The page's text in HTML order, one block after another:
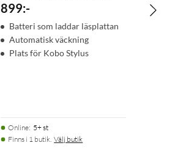
899:-
Batteri som laddar läsplattan
Automatisk väckning
Plats för Kobo Stylus
Online: 5+ st
Finns i 1 butik. Välj butik